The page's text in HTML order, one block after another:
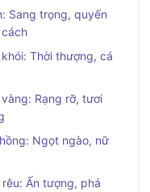
Sang trọng, quyến
Thời thượng, cá
Rạng rỡ, tươi
Ngọt ngào, nữ
Ấn tượng, phá